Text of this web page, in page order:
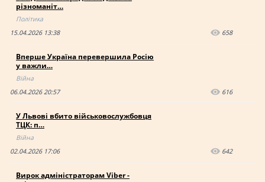
різноманіт…
Політика
15.04.2026 13:38
658
Вперше Україна перевершила Росію
у важли…
Війна
06.04.2026 20:57
616
У Львові вбито військовослужбовця
ТЦК: п…
Війна
02.04.2026 17:06
642
Вирок адміністраторам Viber -